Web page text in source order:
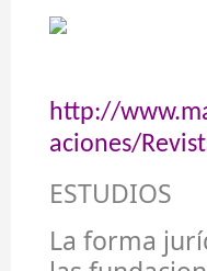
http://
aciones/
ESTUDIOS
La forma